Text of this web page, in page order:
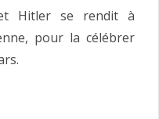
Hitler se rendit à
pour la célébrer